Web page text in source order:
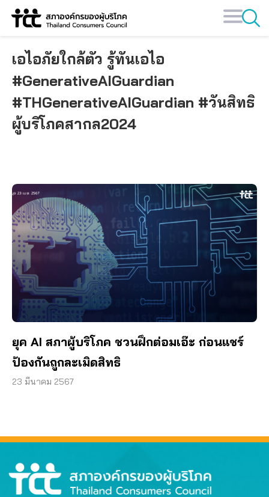
Skip
เอไอภัยใกล้ตัว​ รู้ทันเอไอ
#GenerativeAIGuardian
#THGenerativeAIGuardian #วันสิทธิ
ผู้บริโภคสากล2024
ยุค AI สภาผู้บริโภค ชวนฝึกต่อมเอ๊ะ ก่อนแชร์
ป้องกันถูกละเมิดสิทธิ
23 มีนาคม 2567